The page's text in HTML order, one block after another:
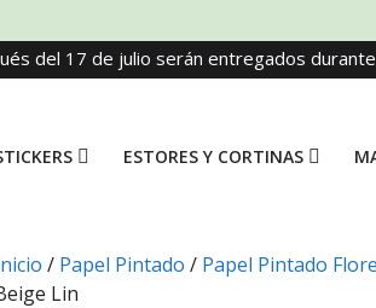
del 17 de julio serán entregados
ESTORES Y CORTINAS
/ Papel Pintado / Papel Pintado
Lin